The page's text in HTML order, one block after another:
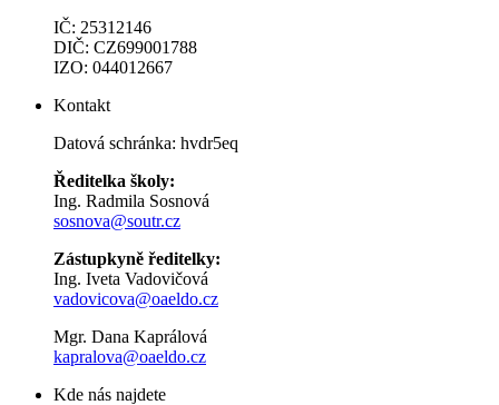
IČ: 25312146
DIČ: CZ699001788
IZO: 044012667
Kontakt
Datová schránka: hvdr5eq
Ředitelka školy:
Ing. Radmila Sosnová
sosnova@soutr.cz
Zástupkyně ředitelky:
Ing. Iveta Vadovičová
vadovicova@oaeldo.cz
Mgr. Dana Kaprálová
kapralova@oaeldo.cz
Kde nás najdete